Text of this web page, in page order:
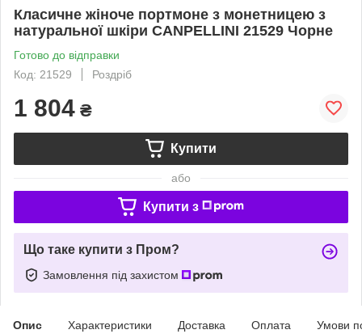
Класичне жіноче портмоне з монетницею з
натуральної шкіри CANPELLINI 21529 Чорне
Готово до відправки
Код: 21529
Роздріб
1 804 ₴
Купити
або
Купити з
Що таке купити з Пром?
Замовлення під захистом
Опис Характеристики Доставка Оплата Умови